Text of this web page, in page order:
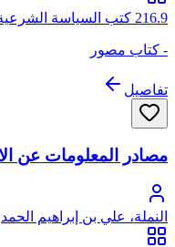
216.9 كتب السياسة الشرعية والأحكام السلطانية
- كتاب مصور
تفاصيل
مصادر المعلومات عن
النملة، علي بن إبراهيم الحمد